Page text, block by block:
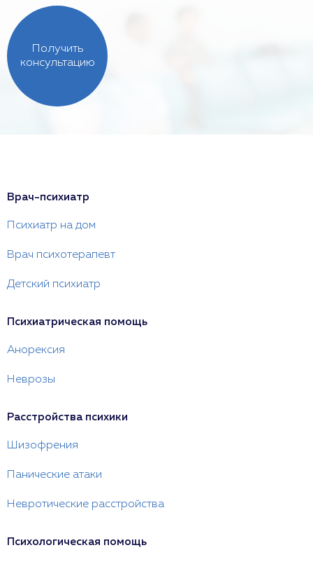
Получить
консультацию
Врач-психиатр
Психиатр на дом
Врач психотерапевт
Детский психиатр
Психиатрическая помощь
Анорексия
Неврозы
Расстройства психики
Шизофрения
Панические атаки
Невротические расстройства
Психологическая помощь